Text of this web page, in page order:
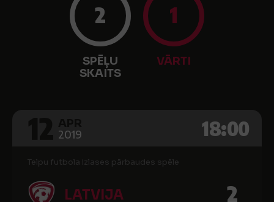
2
SPĒĻU
SKAITS
1
VĀRTI
2019 18:00
Telpu futbola izlases pārbaudes spēle
LATVIJA 2